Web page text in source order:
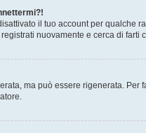
il tuo account per
nuovamente e cerca di
ma può essere rigenerata.